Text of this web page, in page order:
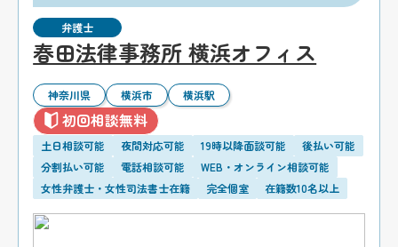
弁護士
春田法律事務所 横浜オフィス
神奈川県 横浜市 横浜駅
初回相談無料
土日相談可能 夜間対応可能 19時以降面談可能
後払い可能
分割払い可能
電話相談可能
WEB・オンライン相談可能
女性弁護士・女性司法書士在籍
完全個室 在籍数10名以上